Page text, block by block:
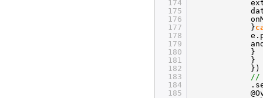
174
175
176
177
178
179
180
181
182
183
184
185
}
}
}
})
//